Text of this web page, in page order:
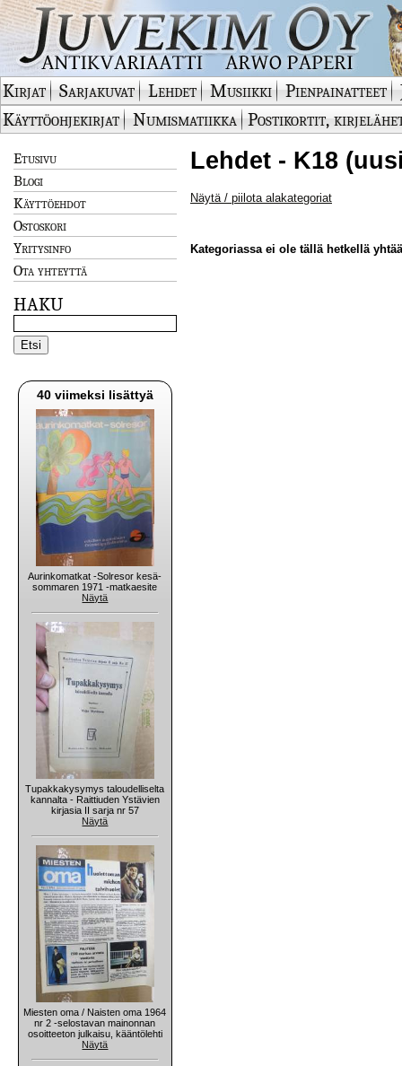
Kirjat Sarjakuvat Lehdet Musiikki Pienpainatteet
Käyttöohjekirjat
Numismatiikka Postikortit,
Etusivu
Blogi
Käyttöehdot
Ostoskori
Yritysinfo
Ota yhteyttä
HAKU
40 viimeksi lisättyä
Aurinkomatkat -Solresor kesä-
sommaren 1971 -matkaesite
Näytä
Tupakkakysymys taloudelliselta
kannalta - Raittiuden Ystävien
kirjasia II sarja nr 57
Näytä
Miesten oma / Naisten oma 1964
nr 2 -selostavan mainonnan
osoitteeton julkaisu, kääntölehti
Näytä
Lehdet - K18
Näytä / piilota alakategoriat
Kategoriassa ei ole tällä hetkellä